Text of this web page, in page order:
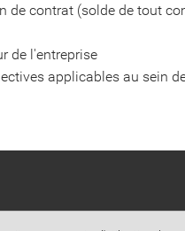
de contrat (solde de tout
de l'entreprise
applicables au sein